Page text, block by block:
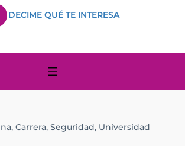
DECIME QUÉ TE INTERESA
Carrera, Seguridad, Universidad